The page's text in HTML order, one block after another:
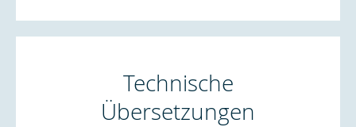
Technische
Übersetzungen